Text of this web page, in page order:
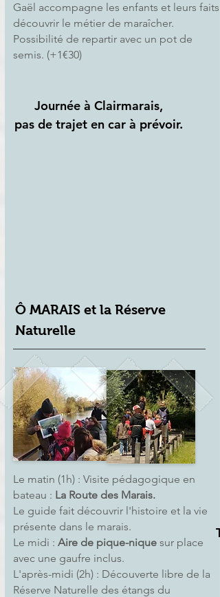
Gaël accompagne les enfants et leurs faits
découvrir le métier de maraîcher.
Possibilité de repartir avec un pot de
semis. (+1€30)
Journée à Clairmarais,
pas de trajet en car à prévoir.
Ô MARAIS et la Réserve
Naturelle
Le matin (1h) : Visite pédagogique en
bateau : La Route des Marais.
Le guide fait découvrir l'histoire et la vie
présente dans le marais.
Le midi : Aire de pique-nique sur place
avec une gaufre inclus.
L'après-midi (2h) : Découverte libre de la
Réserve Naturelle des étangs du